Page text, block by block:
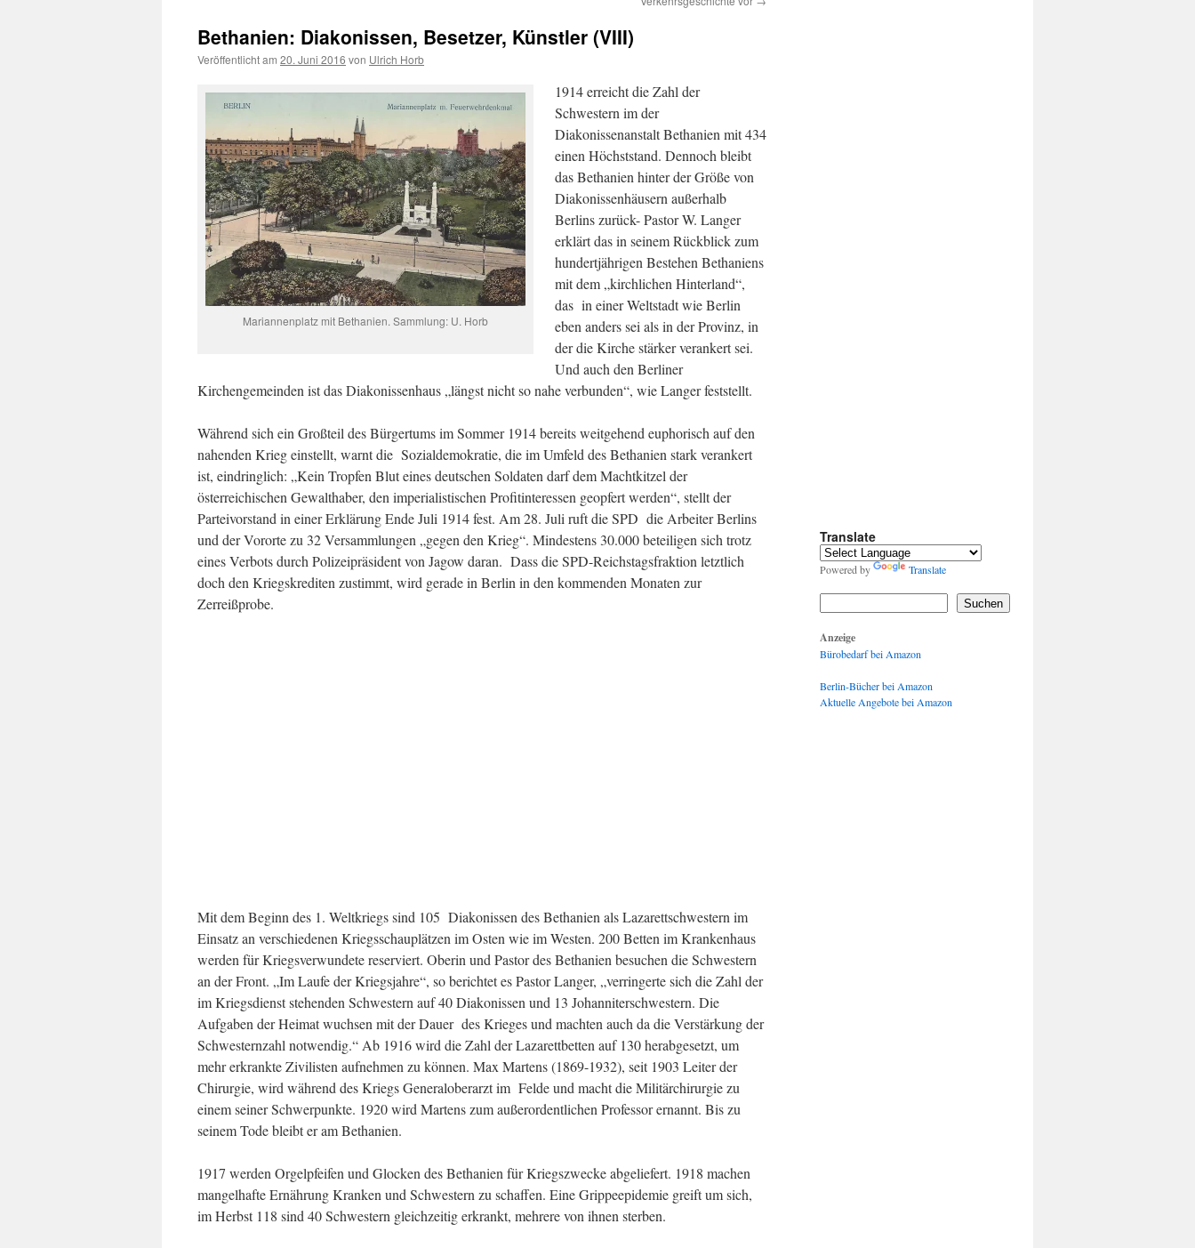
Bethanien: Diakonissen, Besetzer, Künstler (VIII)
Veröffentlicht am 20. Juni 2016 von Ulrich Horb
Mariannenplatz mit Bethanien. Sammlung: U. Horb
1914 erreicht die Zahl der
Schwestern im der
Diakonissenanstalt Bethanien mit 434
einen Höchststand. Dennoch bleibt
das Bethanien hinter der Größe von
Diakonissenhäusern außerhalb
Berlins zurück- Pastor W. Langer
erklärt das in seinem Rückblick zum
hundertjährigen Bestehen Bethaniens
mit dem „kirchlichen Hinterland“,
das in einer Weltstadt wie Berlin
eben anders sei als in der Provinz, in
der die Kirche stärker verankert sei.
Und auch den Berliner
Kirchengemeinden ist das Diakonissenhaus „längst nicht so nahe verbunden“, wie Langer feststellt.
Während sich ein Großteil des Bürgertums im Sommer 1914 bereits weitgehend euphorisch auf den
nahenden Krieg einstellt, warnt die Sozialdemokratie, die im Umfeld des Bethanien stark verankert
ist, eindringlich: „Kein Tropfen Blut eines deutschen Soldaten darf dem Machtkitzel der
österreichischen Gewalthaber, den imperialistischen Profitinteressen geopfert werden“, stellt der
Parteivorstand in einer Erklärung Ende Juli 1914 fest. Am 28. Juli ruft die SPD die Arbeiter Berlins
und der Vororte zu 32 Versammlungen „gegen den Krieg“. Mindestens 30.000 beteiligen sich trotz
eines Verbots durch Polizeipräsident von Jagow daran. Dass die SPD-Reichstagsfraktion letztlich
doch den Kriegskrediten zustimmt, wird gerade in Berlin in den kommenden Monaten zur
Zerreißprobe.
Mit dem Beginn des 1. Weltkriegs sind 105 Diakonissen des Bethanien als Lazarettschwestern im
Einsatz an verschiedenen Kriegsschauplätzen im Osten wie im Westen. 200 Betten im Krankenhaus
werden für Kriegsverwundete reserviert. Oberin und Pastor des Bethanien besuchen die Schwestern
an der Front. „Im Laufe der Kriegsjahre“, so berichtet es Pastor Langer, „verringerte sich die Zahl der
im Kriegsdienst stehenden Schwestern auf 40 Diakonissen und 13 Johanniterschwestern. Die
Aufgaben der Heimat wuchsen mit der Dauer des Krieges und machten auch da die Verstärkung der
Schwesternzahl notwendig.“ Ab 1916 wird die Zahl der Lazarettbetten auf 130 herabgesetzt, um
mehr erkrankte Zivilisten aufnehmen zu können. Max Martens (1869-1932), seit 1903 Leiter der
Chirurgie, wird während des Kriegs Generaloberarzt im Felde und macht die Militärchirurgie zu
einem seiner Schwerpunkte. 1920 wird Martens zum außerordentlichen Professor ernannt. Bis zu
seinem Tode bleibt er am Bethanien.
1917 werden Orgelpfeifen und Glocken des Bethanien für Kriegszwecke abgeliefert. 1918 machen
mangelhafte Ernährung Kranken und Schwestern zu schaffen. Eine Grippeepidemie greift um sich,
im Herbst 118 sind 40 Schwestern gleichzeitig erkrankt, mehrere von ihnen sterben.
Translate
Powered by Translate
Suchen
Anzeige
Bürobedarf bei Amazon
Berlin-Bücher bei Amazon
Aktuelle Angebote bei Amazon